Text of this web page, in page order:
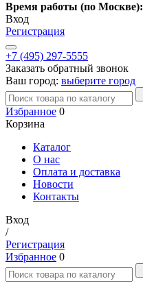
Время работы (по Москве):
Вход
Регистрация
+7 (495) 297-5555
Заказать обратный звонок
Ваш город: выберите город
Избранное 0
Корзина
Каталог
О нас
Оплата и доставка
Новости
Контакты
Вход
/
Регистрация
Избранное 0